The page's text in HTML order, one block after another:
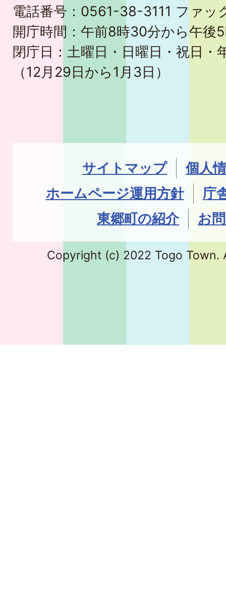
電話番号：0561-38-3111 ファ
開庁時間：午前8時30分から午後
閉庁日：土曜日・日曜日・祝日・
（12月29日から1月3日）
サイトマップ
個人
ホームページ運用方針
庁
東郷町の紹介
お
Copyright (c) 2022 Togo Town.